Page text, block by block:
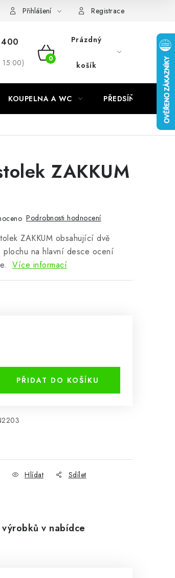
Přihlášení Registrace
NÁKUPNÍ
Prázdný
košík
KOUPELNA A WC PŘEDSÍŇ
ZAKKUM
Podrobnosti hodnocení
ZAKKUM obsahující dvě
plochu na hlavní desce ocení
Více informací
PŘIDAT DO KOŠÍKU
Hlídat Sdílet
v nabídce